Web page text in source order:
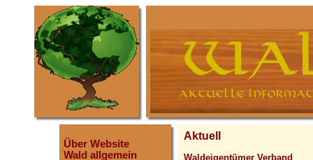
Über Website
Wald allgemein
Aktuell
Waldeigentümer Verband